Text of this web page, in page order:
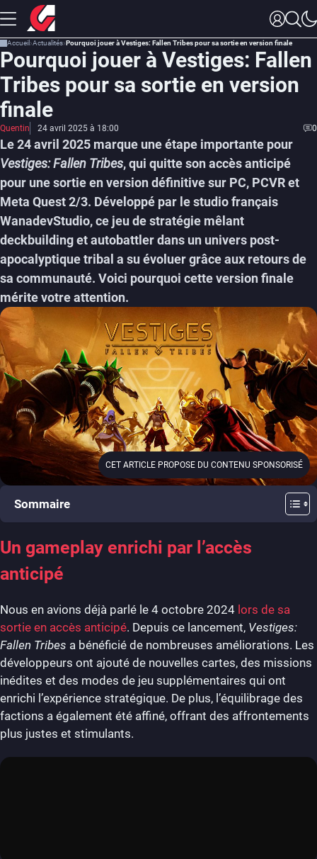
Accueil Actualités Pourquoi jouer à Vestiges: Fallen Tribes pour sa sortie en version finale
Pourquoi jouer à Vestiges: Fallen
Tribes pour sa sortie en version
finale
Quentin 24 avril 2025 à 18:00 0
Le 24 avril 2025 marque une étape importante pour
Vestiges: Fallen Tribes, qui quitte son accès anticipé
pour une sortie en version définitive sur PC, PCVR et
Meta Quest 2/3. Développé par le studio français
WanadevStudio, ce jeu de stratégie mêlant
deckbuilding et autobattler dans un univers post-
apocalyptique tribal a su évoluer grâce aux retours de
sa communauté. Voici pourquoi cette version finale
mérite votre attention.
CET ARTICLE PROPOSE DU CONTENU SPONSORISÉ
Sommaire
Un gameplay enrichi par l’accès
anticipé
Nous en avions déjà parlé le 4 octobre 2024 lors de sa
sortie en accès anticipé. Depuis ce lancement, Vestiges:
Fallen Tribes a bénéficié de nombreuses améliorations. Les
développeurs ont ajouté de nouvelles cartes, des missions
inédites et des modes de jeu supplémentaires qui ont
enrichi l’expérience stratégique. De plus, l’équilibrage des
factions a également été affiné, offrant des affrontements
plus justes et stimulants.